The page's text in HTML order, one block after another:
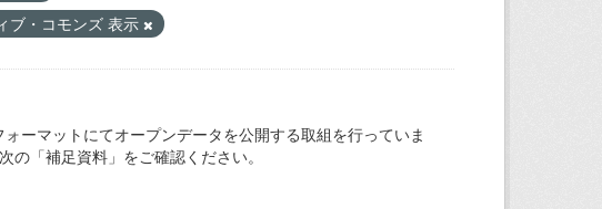
ブ・コモンズ 表示
ーマットにてオープンデータを公開する取組を行っていま
「補足資料」をご確認ください。